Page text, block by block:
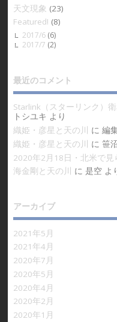
天文現象 (23)
Featured! (8)
2017/6(6)
2017/7 (2)
最近のコメント
Starlink（スターリンク）
トシユキ より
織姫・彦星と天の川
に 編
織姫・彦星と天の川
に 笹
2020年2月18日・北米で見
海金剛と天の川
に 是空よ
アーカイブ
2021年5月
2021年4月
2020年7月
2020年5月
2020年4月
2020年2月
2020年1月